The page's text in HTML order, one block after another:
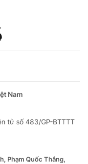
Nam
tử số 483/GP-BTTTT
Phạm Quốc Thắng,